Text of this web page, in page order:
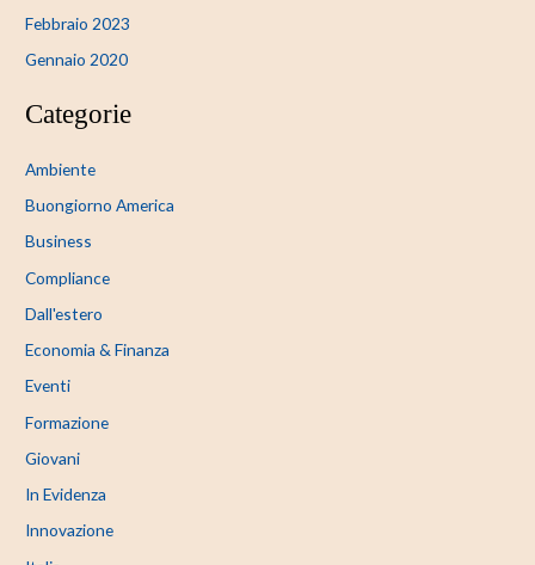
Febbraio 2023
Gennaio 2020
Categorie
Ambiente
Buongiorno America
Business
Compliance
Dall'estero
Economia & Finanza
Eventi
Formazione
Giovani
In Evidenza
Innovazione